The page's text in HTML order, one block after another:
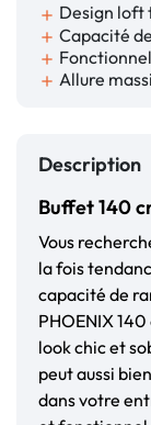
add Design loft
add Capacité
add
add Allure
Description
Buffet 140
Vous
la fois
capacité de
PHOENIX
look chic et
peut aussi
dans votre